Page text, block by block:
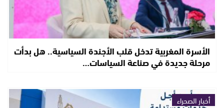
الأسرة المغربية تدخل قلب الأجندة السياسية.. هل بدأت
مرحلة جديدة في صناعة السياسات…
أخبار الصحراء